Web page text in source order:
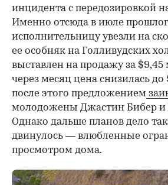
инцидента с передозировкой
Именно отсюда в июле
исполнительницу увезли на
ее особняк на Голливудских
выставлен на продажу за
через месяц цена снизилась до
после этого предложением
молодожены Джастин Бибер и
Однако дальше планов дело
двинулось — влюбленные
просмотром дома.